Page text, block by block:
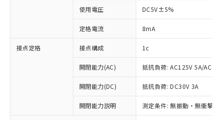
使用電圧 DC5V±5%
定格電流 8mA
接点定格 接点構成 1c
開閉能力(AC) 抵抗負荷: AC125V 5A/
開閉能力(DC) 抵抗負荷: DC30V 3A
開閉能力説明 測定条件: 無振動・無衝撃